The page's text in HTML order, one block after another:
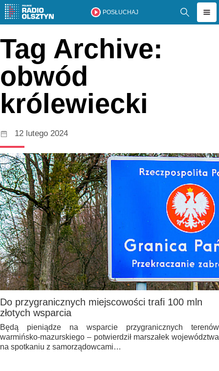
POSŁUCHAJ
Tag Archive:
obwód
królewiecki
12 lutego 2024
Do przygranicznych miejscowości trafi 100 mln
złotych wsparcia
Będą pieniądze na wsparcie przygranicznych terenów
warmińsko-mazurskiego – potwierdził marszałek województwa
na spotkaniu z samorządowcami…